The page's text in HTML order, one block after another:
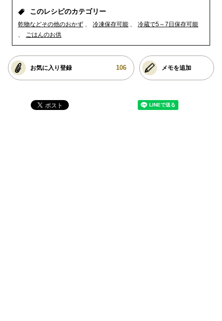
このレシピのカテゴリー
乾物などその他のおかず 冷凍保存可能
冷蔵で5～7日保存可能
ごはんのお供
お気に入り登録 106 メモを追加